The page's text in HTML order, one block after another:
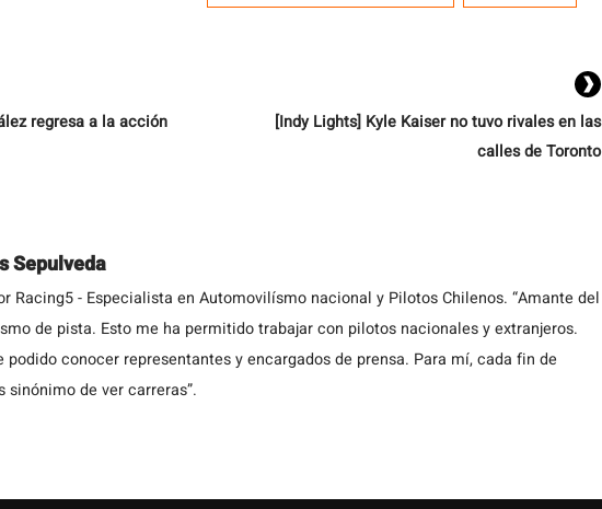
regresa a la acción
[Indy Lights] Kyle Kaiser no tuvo rivales en las
calles de Toronto
Sepulveda
Racing5 - Especialista en Automovilísmo nacional y Pilotos Chilenos. “Amante del
de pista. Esto me ha permitido trabajar con pilotos nacionales y extranjeros.
podido conocer representantes y encargados de prensa. Para mí, cada fin de
sinónimo de ver carreras”.